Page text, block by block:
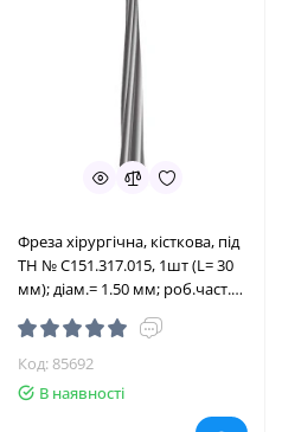
Фреза хірургічна, кісткова, під
ТН № C151.317.015, 1шт (L= 30
мм); діам.= 1.50 мм; роб.част.=
11 мм (Edenta/Едента)
Код: 85692
В наявності